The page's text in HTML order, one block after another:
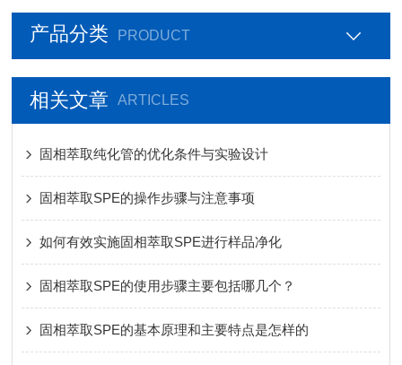
产品分类 PRODUCT
相关文章 ARTICLES
固相萃取纯化管的优化条件与实验设计
固相萃取SPE的操作步骤与注意事项
如何有效实施固相萃取SPE进行样品净化
固相萃取SPE的使用步骤主要包括哪几个？
固相萃取SPE的基本原理和主要特点是怎样的